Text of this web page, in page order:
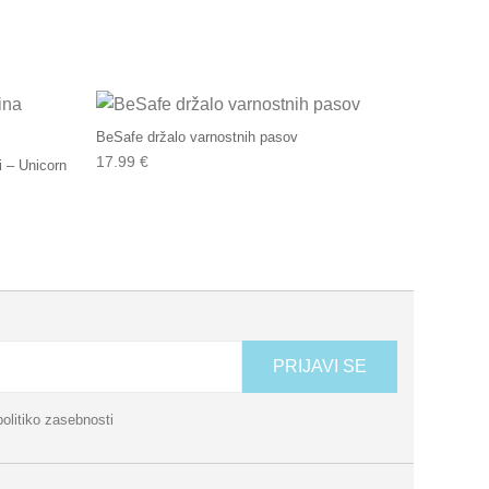
– Unicorn
BeSafe držalo varnostnih pasov
17.99 €
PRIJAVI SE
zasebnosti